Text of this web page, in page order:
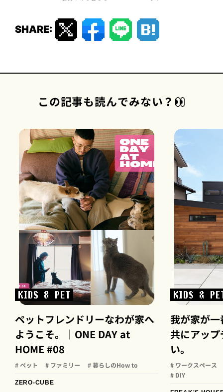
SHARE:
この記事も読んでみない？
KIDS & PET
ペットフレンドリーなわが家へ
ようこそ。｜ONE DAY at
HOME #08
# ペット # ファミリー # 暮らしのHow to
ZERO-CUBE
KIDS &
我が家が
共にアッ
い。
# ワークスペース
# DIY